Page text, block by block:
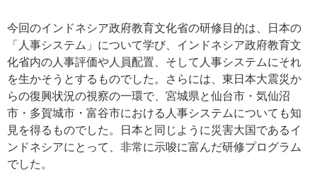
今回のインドネシア政府教育文化省の研修目的は、日本の
「人事システム」について学び、インドネシア政府教育文
化省内の人事評価や人員配置、そして人事システムにそれ
を生かそうとするものでした。さらには、東日本大震災か
らの復興状況の視察の一環で、宮城県と仙台市・気仙沼
市・多賀城市・富谷市における人事システムについても知
見を得るものでした。日本と同じように災害大国であるイ
ンドネシアにとって、非常に示唆に富んだ研修プログラム
でした。